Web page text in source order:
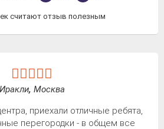
считают отзыв полезным
Иракли, Москва
приехали отличные ребята,
перегородки - в общем все